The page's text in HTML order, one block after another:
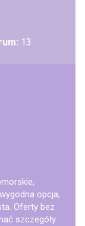
13
opcja,
Oferty bez
szczegóły.